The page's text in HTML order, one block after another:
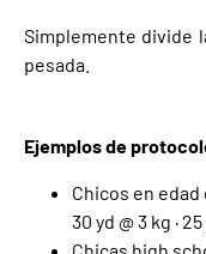
Simplemente divide
pesada.
Ejemplos de
Chicos en
30 yd @ 3 kg ·